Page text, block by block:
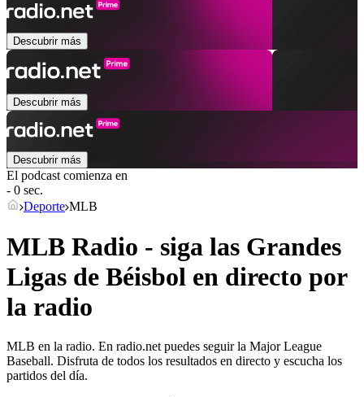
Descubrir más
Descubrir más
Descubrir más
El podcast comienza en
- 0 sec.
Deporte MLB
MLB Radio - siga las Grandes
Ligas de Béisbol en directo por
la radio
MLB en la radio. En radio.net puedes seguir la Major League
Baseball. Disfruta de todos los resultados en directo y escucha los
partidos del día.